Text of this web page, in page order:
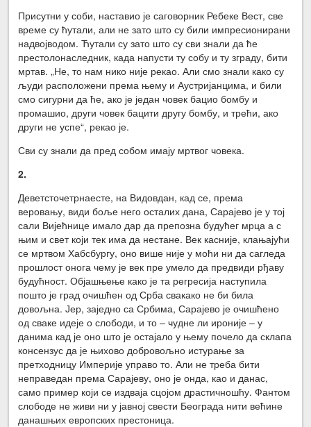
Присутни у соби, наставио је саговорник Ребеке Вест, све
време су ћутали, али не зато што су били импресионирани
надвојводом. Ћутали су зато што су сви знали да ће
престолонаследник, када напусти ту собу и ту зграду, бити
мртав. „Не, то нам нико није рекао. Али смо знали како су
људи расположени према њему и Аустријанцима, и били
смо сигурни да ће, ако је један човек бацио бомбу и
промашио, други човек бацити другу бомбу, и трећи, ако
други не успе“, рекао је.
Сви су знали да пред собом имају мртвог човека.
2.
Деветсточетрнаесте, на Видовдан, кад се, према
веровању, види боље него осталих дана, Сарајево је у тој
сали Вијећнице имало дар да препозна будућег мрца а с
њим и свет који тек има да нестане. Век касније, клањајући
се мртвом Хабсбургу, оно више није у моћи ни да сагледа
прошлост онога чему је век пре умело да предвиди рђаву
будућност. Објашњење како је та регресија наступила
пошто је град очишћен од Срба свакако не би била
довољна. Јер, заједно са Србима, Сарајево је очишћено
од сваке идеје о слободи, и то – чудне ли ироније – у
данима кад је оно што је остајало у њему почело да склапа
консензус да је њихово добровољно истурање за
претходницу Империје управо то. Али не треба бити
неправедан према Сарајеву, оно је онда, као и данас,
само пример који се издваја сцојом драстичношћу. Фантом
слободе не живи ни у јавној свести Београда нити већине
данашњих европских престоница.